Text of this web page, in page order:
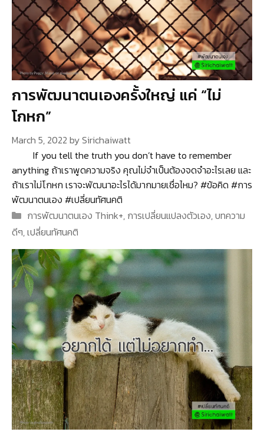
การพัฒนาตนเองครั้งใหญ่ แค่ “ไม่
โกหก”
March 5, 2022 bySirichaiwatt
If you tell the truth you don’t have to remember
anything ถ้าเราพูดความจริง คุณไม่จำเป็นต้องจดจำอะไรเลย และ
ถ้าเราไม่โกหก เราจะพัฒนาอะไรได้มากมายเชื่อไหม? #ข้อคิด #การ
พัฒนาตนเอง #เปลี่ยนทัศนคติ
Categories
การพัฒนาตนเอง Think+, การเปลี่ยนแปลงตัวเอง,บทความ
ดีๆ,เปลี่ยนทัศนคติ